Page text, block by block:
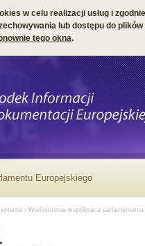
w celu realizacji usług i zgodnie
lub dostępu do
tego okna.
> Wielostronna współpraca parlamentarna